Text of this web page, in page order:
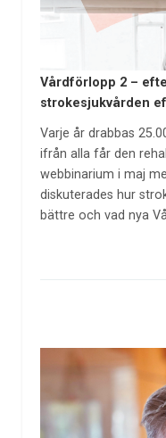
Vårdförlopp 2 –
strokesjukvården
Varje år drabbas
ifrån alla får den
webbinarium i maj
diskuterades hur
bättre och vad nya